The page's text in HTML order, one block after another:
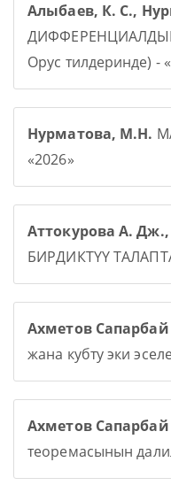
Алыбаев, К. С.,
Орус тилдеринде) -
Нурматова, М.Н.
«2026»
Аттокурова А.
БИРДИКТҮҮ
Ахметов Сапарбай
жана кубту эки
Ахметов Сапарбай
теоремасынын